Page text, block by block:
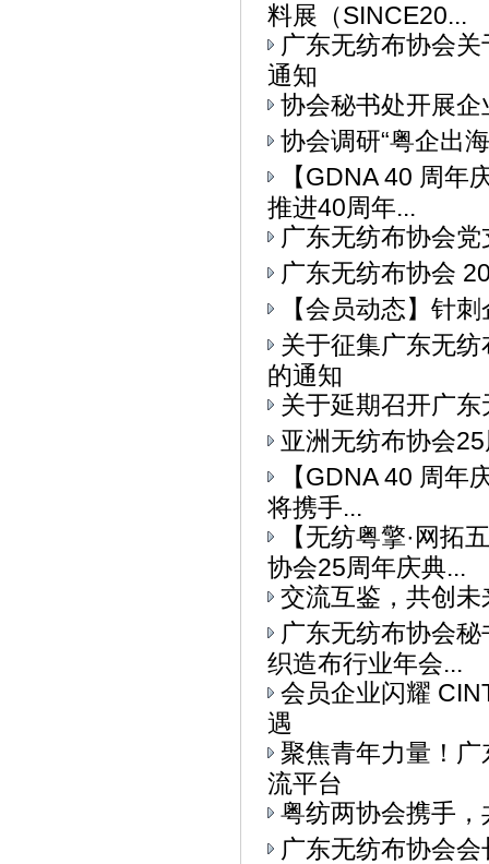
料展（SINCE20...
广东无纺布协会
通知
协会秘书处开展
协会调研“粤企出
【GDNA 40 周
推进40周年...
广东无纺布协会
广东无纺布协会
【会员动态】针
关于征集广东无
的通知
关于延期召开广
亚洲无纺布协会
【GDNA 40 周
将携手...
【无纺粤擎·网拓
协会25周年庆典...
交流互鉴，共创
广东无纺布协会
织造布行业年会...
会员企业闪耀
遇
聚焦青年力量！
流平台
粤纺两协会携手
广东无纺布协会